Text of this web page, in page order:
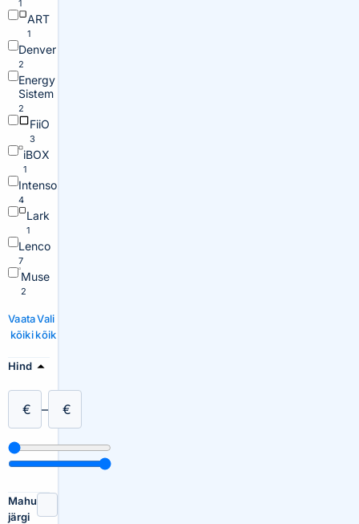
1
ART
1
Denver
2
Energy
Sistem
2
FiiO
3
iBOX
1
Intenso
4
Lark
1
Lenco
7
Muse
2
Vaata
kõiki
Vali
kõik
Hind
€ – €
Mahu
järgi